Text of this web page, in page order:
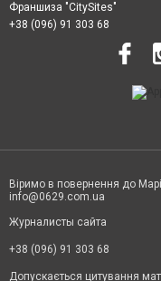
Франшиза "CitySites"
+38 (096) 91 303 68
Віримо в повернення до
info@0629.com.ua
Журналисты сайта
+38 (096) 91 303 68
Допускається цитування